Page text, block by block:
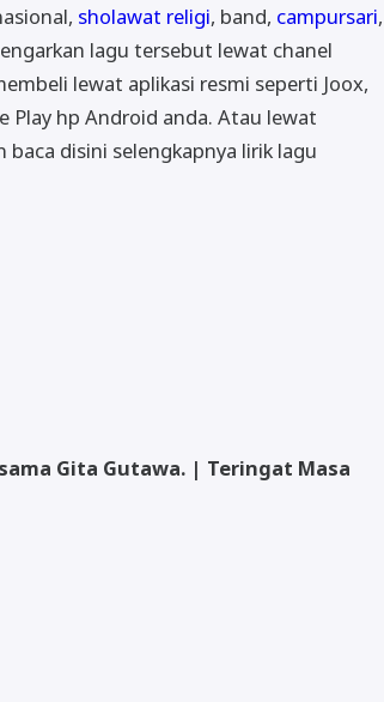
sholawat religi, band, campursari,
lagu tersebut lewat chanel
lewat aplikasi resmi seperti Joox,
Play hp Android anda. Atau lewat
disini selengkapnya lirik lagu
Gita Gutawa. | Teringat Masa